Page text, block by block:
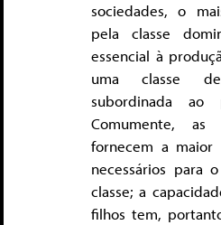
sociedades, o
pela classe
essencial à
uma classe
subordinada ao
Comumente, as
fornecem a maior
necessários para
classe; a
filhos tem,